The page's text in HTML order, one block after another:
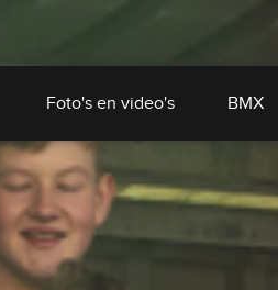
Foto's en video's BMX